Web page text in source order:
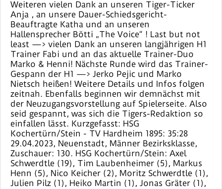
Weiteren vielen Dank an unseren Tiger-Ticker
Anja , an unsere Dauer-Schiedsgericht-
Beauftragte Katha und an unseren
Hallensprecher Bötti „The Voice“ ! Last but not
least —> vielen Dank an unseren langjährigen H1
Trainer Fabi und an das aktuelle Trainer-Duo
Marko & Henni! Nächste Runde wird das Trainer-
Gespann der H1 —> Jerko Pejic und Marko
Nietsch heißen! Weitere Details und Infos folgen
zeitnah. Ebenfalls beginnen wir demnächst mit
der Neuzugangsvorstellung auf Spielerseite. Also
seid gespannt, was sich die Tigers-Redaktion so
einfallen lässt. Kurzgefasst: HSG
Kochertürn/Stein - TV Hardheim 1895: 35:28
29.04.2023, Neuenstadt, Männer Bezirksklasse,
Zuschauer: 130. HSG Kochertürn/Stein: Axel
Schwerdtle (19), Tim Laubenheimer (5), Markus
Henn (5), Nico Keicher (2), Moritz Schwerdtle (1),
Julien Pilz (1), Heiko Martin (1), Jonas Gräter (1),